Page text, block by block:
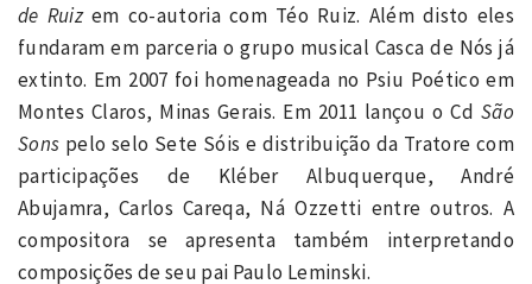
de Ruizem co-autoria com Téo Ruiz. Além disto eles
fundaram em parceria o grupo musical Casca de Nós já
extinto. Em 2007 foi homenageada no Psiu Poético em
Montes Claros, Minas Gerais. Em 2011 lançou o Cd São
Sons pelo selo Sete Sóis e distribuição da Tratore com
participações de Kléber Albuquerque, André
Abujamra, Carlos Careqa, Ná Ozzetti entre outros. A
compositora se apresenta também interpretando
composições de seu pai Paulo Leminski.